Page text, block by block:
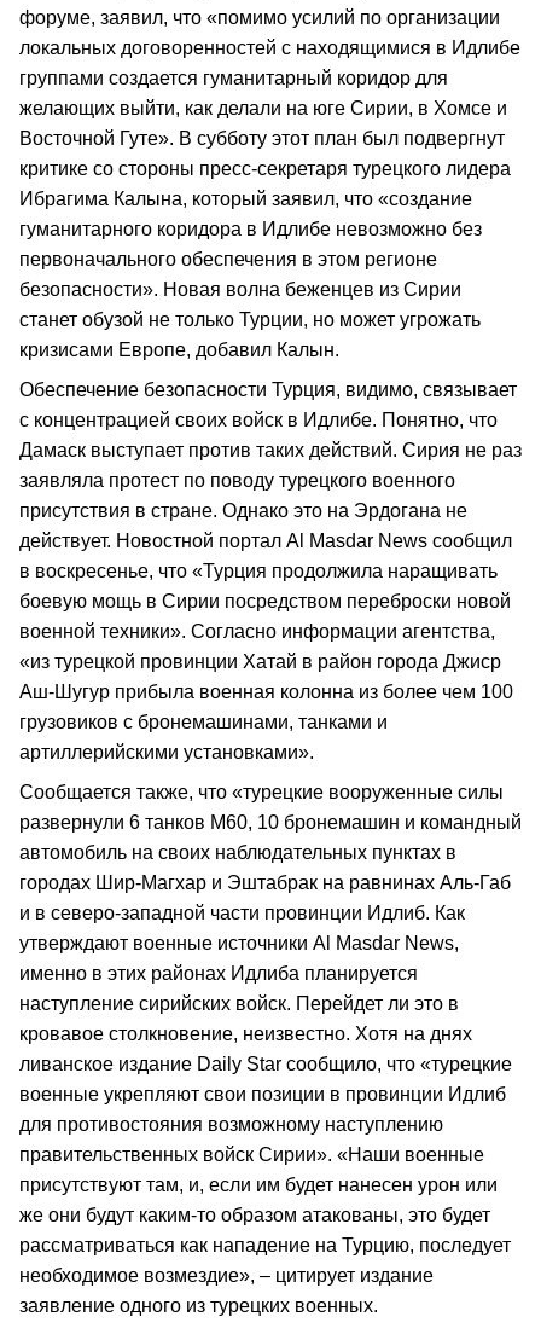
форуме, заявил, что «помимо усилий по организации
локальных договоренностей с находящимися в Идлибе
группами создается гуманитарный коридор для
желающих выйти, как делали на юге Сирии, в Хомсе и
Восточной Гуте». В субботу этот план был подвергнут
критике со стороны пресс-секретаря турецкого лидера
Ибрагима Калына, который заявил, что «создание
гуманитарного коридора в Идлибе невозможно без
первоначального обеспечения в этом регионе
безопасности». Новая волна беженцев из Сирии
станет обузой не только Турции, но может угрожать
кризисами Европе, добавил Калын.
Обеспечение безопасности Турция, видимо, связывает
с концентрацией своих войск в Идлибе. Понятно, что
Дамаск выступает против таких действий. Сирия не раз
заявляла протест по поводу турецкого военного
присутствия в стране. Однако это на Эрдогана не
действует. Новостной портал Al Masdar News сообщил
в воскресенье, что «Турция продолжила наращивать
боевую мощь в Сирии посредством переброски новой
военной техники». Согласно информации агентства,
«из турецкой провинции Хатай в район города Джиср
Аш-Шугур прибыла военная колонна из более чем 100
грузовиков с бронемашинами, танками и
артиллерийскими установками».
Сообщается также, что «турецкие вооруженные силы
развернули 6 танков М60, 10 бронемашин и командный
автомобиль на своих наблюдательных пунктах в
городах Шир-Магхар и Эштабрак на равнинах Аль-Габ
и в северо-западной части провинции Идлиб. Как
утверждают военные источники Al Masdar News,
именно в этих районах Идлиба планируется
наступление сирийских войск. Перейдет ли это в
кровавое столкновение, неизвестно. Хотя на днях
ливанское издание Daily Star сообщило, что «турецкие
военные укрепляют свои позиции в провинции Идлиб
для противостояния возможному наступлению
правительственных войск Сирии». «Наши военные
присутствуют там, и, если им будет нанесен урон или
же они будут каким-то образом атакованы, это будет
рассматриваться как нападение на Турцию, последует
необходимое возмездие», – цитирует издание
заявление одного из турецких военных.